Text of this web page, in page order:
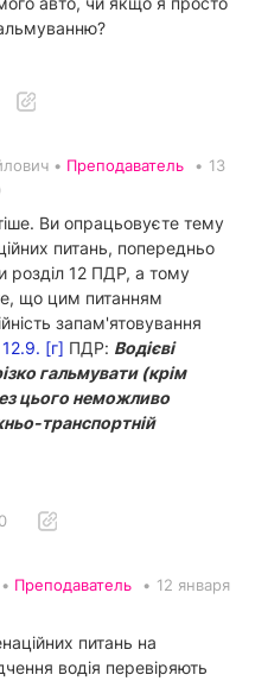
• Преподаватель • 13
Ви опрацьовуєте тему
питань, попередньо
розділ 12 ПДР, а тому
що цим питанням
запам'ятовування
12.9. [г] ПДР: Водієві
гальмувати (крім
цього неможливо
транспортній
0
Преподаватель • 12 января
питань на
водія перевіряють